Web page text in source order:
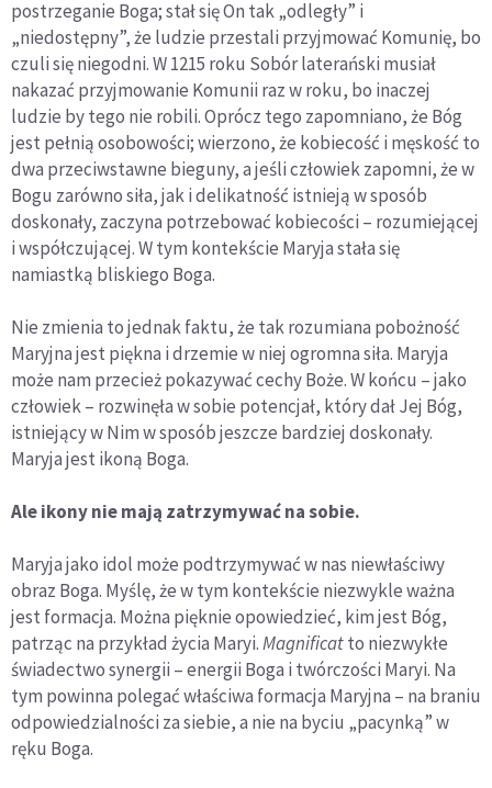
postrzeganie Boga; stał się On tak „odległy” i
„niedostępny”, że ludzie przestali przyjmować Komunię, bo
czuli się niegodni. W 1215 roku Sobór laterański musiał
nakazać przyjmowanie Komunii raz w roku, bo inaczej
ludzie by tego nie robili. Oprócz tego zapomniano, że Bóg
jest pełnią osobowości; wierzono, że kobiecość i męskość to
dwa przeciwstawne bieguny, a jeśli człowiek zapomni, że w
Bogu zarówno siła, jak i delikatność istnieją w sposób
doskonały, zaczyna potrzebować kobiecości – rozumiejącej
i współczującej. W tym kontekście Maryja stała się
namiastką bliskiego Boga.
Nie zmienia to jednak faktu, że tak rozumiana pobożność
Maryjna jest piękna i drzemie w niej ogromna siła. Maryja
może nam przecież pokazywać cechy Boże. W końcu – jako
człowiek – rozwinęła w sobie potencjał, który dał Jej Bóg,
istniejący w Nim w sposób jeszcze bardziej doskonały.
Maryja jest ikoną Boga.
Ale ikony nie mają zatrzymywać na sobie.
Maryja jako idol może podtrzymywać w nas niewłaściwy
obraz Boga. Myślę, że w tym kontekście niezwykle ważna
jest formacja. Można pięknie opowiedzieć, kim jest Bóg,
patrząc na przykład życia Maryi.Magnificatto niezwykłe
świadectwo synergii – energii Boga i twórczości Maryi. Na
tym powinna polegać właściwa formacja Maryjna – na braniu
odpowiedzialności za siebie, a nie na byciu „pacynką” w
ręku Boga.